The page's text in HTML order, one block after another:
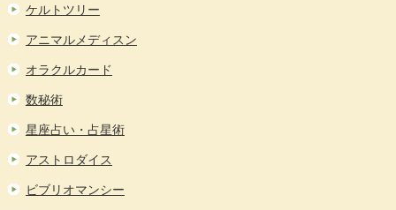
ケルトツリー
アニマルメディスン
オラクルカード
数秘術
星座占い・占星術
アストロダイス
ビブリオマンシー